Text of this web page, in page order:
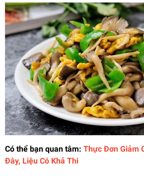
Có thể bạn quan tâm: Thực Đơn Giảm
Đây, Liệu Có Khả Thi